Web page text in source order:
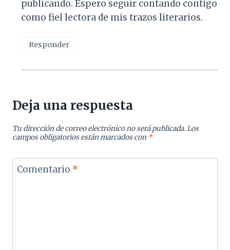
publicando. Espero seguir contando contigo
como fiel lectora de mis trazos literarios.
Responder
Deja una respuesta
Tu dirección de correo electrónico no será publicada.Los
campos obligatorios están marcados con *
Comentario *